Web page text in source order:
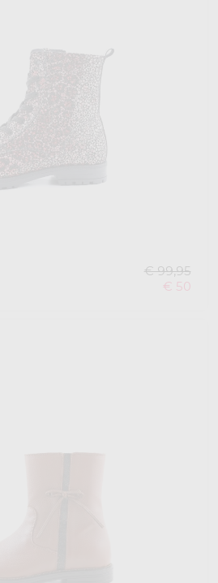
€ 99,95
€ 50